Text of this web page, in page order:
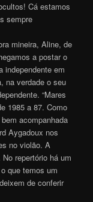
Cá estamos
sempre
mineira, Aline, de
a postar o
independente em
na verdade o seu
“Mares
1985 a 87. Como
acompanhada
Aygadoux nos
no violão. A
repertório há um
que temos um
de conferir